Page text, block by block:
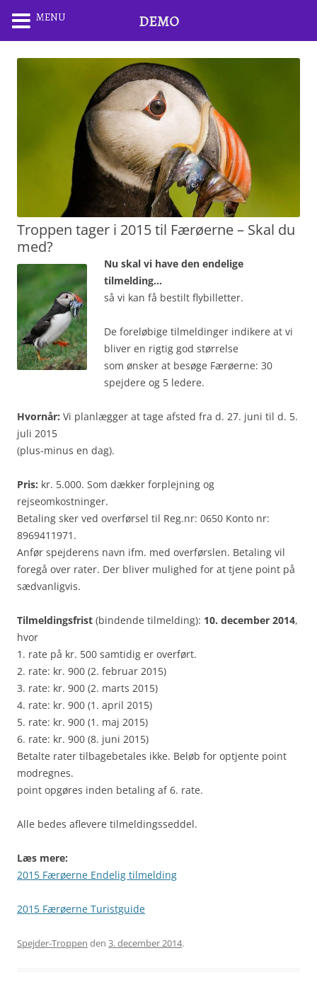
Troppen tager i 2015 til Færøerne – Skal du
med?
Nu skal vi have den endelige
tilmelding…
så vi kan få bestilt flybilletter.
De foreløbige tilmeldinger indikere at vi
bliver en rigtig god størrelse
som ønsker at besøge Færøerne: 30
spejdere og 5 ledere.
Hvornår: Vi planlægger at tage afsted fra d. 27. juni til d. 5.
juli 2015
(plus-minus en dag).
Pris: kr. 5.000. Som dækker forplejning og
rejseomkostninger.
Betaling sker ved overførsel til Reg.nr: 0650 Konto nr:
8969411971.
Anfør spejderens navn ifm. med overførslen. Betaling vil
foregå over rater. Der bliver mulighed for at tjene point på
sædvanligvis.
Tilmeldingsfrist (bindende tilmelding): 10. december 2014,
hvor
1. rate på kr. 500 samtidig er overført.
2. rate: kr. 900 (2. februar 2015)
3. rate: kr. 900 (2. marts 2015)
4. rate: kr. 900 (1. april 2015)
5. rate: kr. 900 (1. maj 2015)
6. rate: kr. 900 (8. juni 2015)
Betalte rater tilbagebetales ikke. Beløb for optjente point
modregnes.
point opgøres inden betaling af 6. rate.
Alle bedes aflevere tilmeldingsseddel.
Læs mere:
2015 Færøerne Endelig tilmelding
2015 Færøerne Turistguide
Spejder-Troppen den 3. december 2014.
MENU DEMO